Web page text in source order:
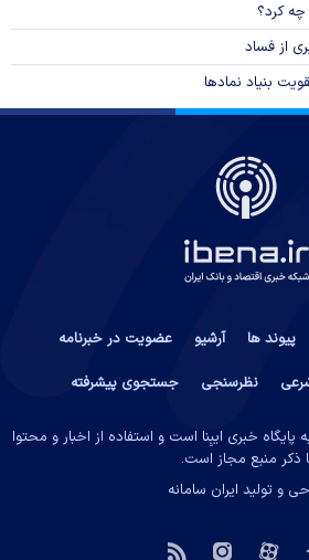
چه کرد؟
از فساد
بنیاد نمادها
پیوند ها آرشیو
عضویت در خبرنامه
نظرسنجی جستجوی پیشرفته
خبری ایبِنا است و استفاده از اخبار و محتوا
ذکر منبع مجاز است.
و تولید ایران سامانه